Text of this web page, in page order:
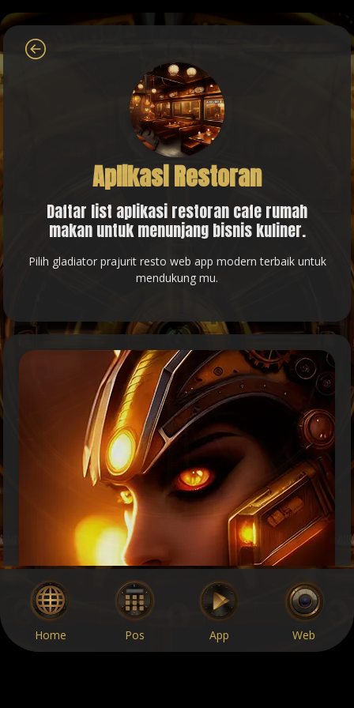
Aplikasi Restoran
Daftar list aplikasi restoran cafe rumah
makan untuk menunjang bisnis kuliner.
Pilih gladiator prajurit resto web app modern terbaik untuk
mendukung mu.
Home Pos App Web